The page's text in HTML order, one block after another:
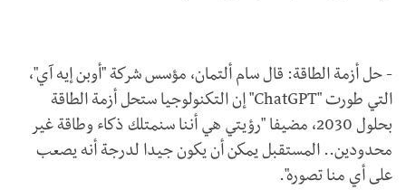
- حل أزمة الطاقة: قال سام ألتمان، مؤسس شركة "أوبن إيه آي"،
التي طورت "ChatGPT" إن التكنولوجيا ستحل أزمة الطاقة
بحلول 2030، مضيفا "رؤيتي هي أننا سنمتلك ذكاء وطاقة غير
محدودين.. المستقبل يمكن أن يكون جيدا لدرجة أنه يصعب
على أي منا تصوره".